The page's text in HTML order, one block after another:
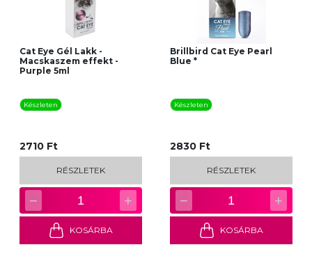
Cat Eye Gél Lakk -
Macskaszem effekt -
Purple 5ml
Készleten
2710 Ft
RÉSZLETEK
− 1 +
KOSÁRBA
Brillbird Cat Eye Pearl
Blue *
Készleten
2830 Ft
RÉSZLETEK
− 1 +
KOSÁRBA